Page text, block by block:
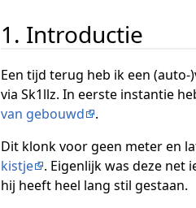
1. Introductie
Een tijd terug heb ik een
via Sk1llz. In eerste instantie
van gebouwd
.
Dit klonk voor geen meter en
kistje
. Eigenlijk was deze net
hij heeft heel lang stil gestaan.